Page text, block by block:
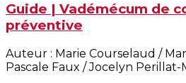
Guide | Vadémécum de
préventive
Auteur : Marie Courselaud /
Pascale Faux / Jocelyn Perillat-